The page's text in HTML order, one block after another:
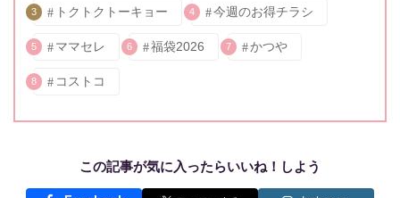
3 トクトクトーキョー 4 今週のお得チラシ
5 ママセレ 6 福袋2026 7 かつや
8 コストコ
この記事が気に入ったらいいね！しよう